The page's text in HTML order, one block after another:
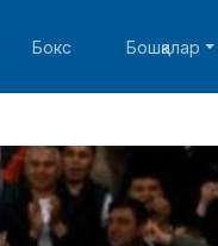
Бокс Бошқалар